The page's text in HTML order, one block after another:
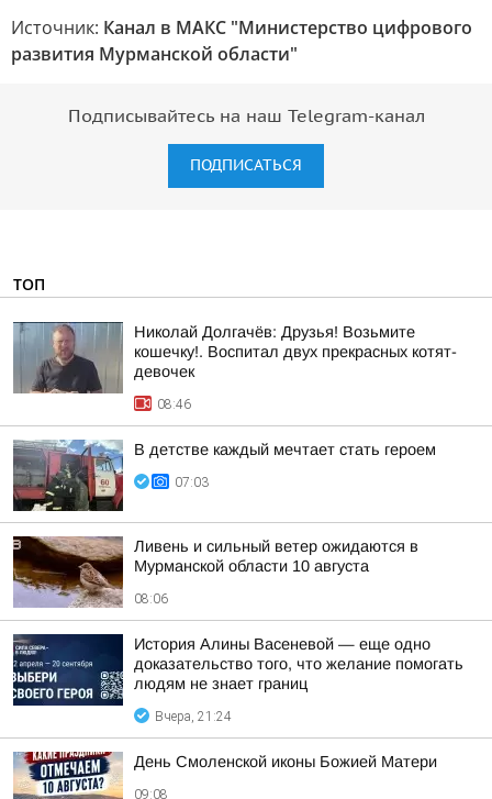
Источник: Канал в МАКС "Министерство цифрового
развития Мурманской области"
Подписывайтесь на наш Telegram-канал
ПОДПИСАТЬСЯ
ТОП
Николай Долгачёв: Друзья! Возьмите
кошечку!. Воспитал двух прекрасных котят-
девочек
08:46
В детстве каждый мечтает стать героем
07:03
Ливень и сильный ветер ожидаются в
Мурманской области 10 августа
08:06
История Алины Васеневой — еще одно
доказательство того, что желание помогать
людям не знает границ
Вчера, 21:24
День Смоленской иконы Божией Матери
09:08